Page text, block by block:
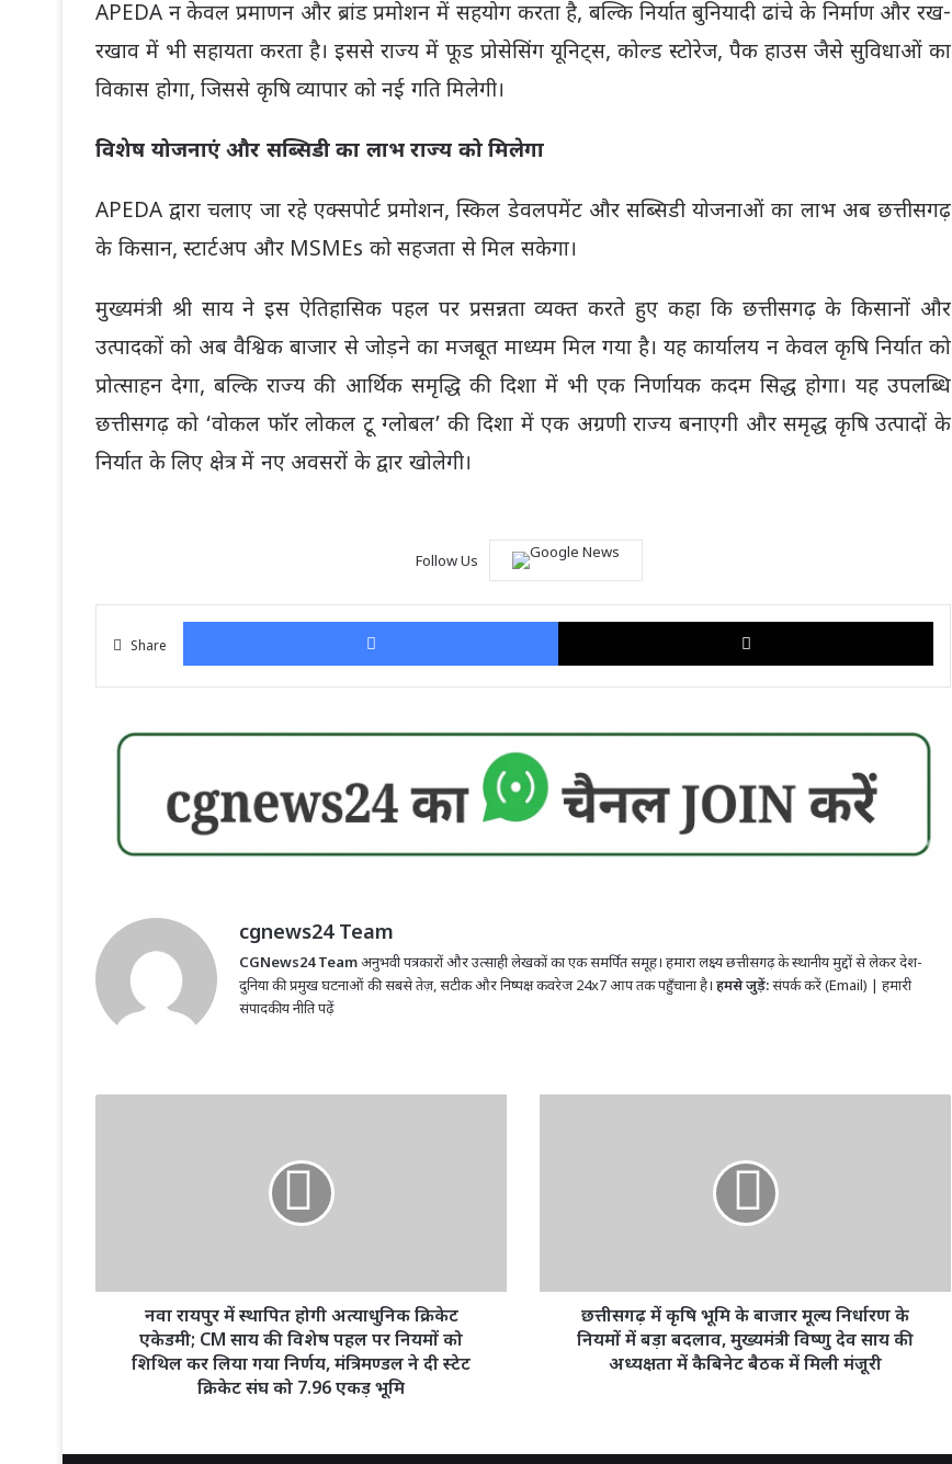
APEDA न केवल प्रमाणन और ब्रांड प्रमोशन में सहयोग करता है, बल्कि निर्यात बुनियादी ढांचे के निर्माण और रख-
रखाव में भी सहायता करता है। इससे राज्य में फूड प्रोसेसिंग यूनिट्स, कोल्ड स्टोरेज, पैक हाउस जैसे सुविधाओं का
विकास होगा, जिससे कृषि व्यापार को नई गति मिलेगी।
विशेष योजनाएं और सब्सिडी का लाभ राज्य को मिलेगा
APEDA द्वारा चलाए जा रहे एक्सपोर्ट प्रमोशन, स्किल डेवलपमेंट और सब्सिडी योजनाओं का लाभ अब छत्तीसगढ़
के किसान, स्टार्टअप और MSMEs को सहजता से मिल सकेगा।
मुख्यमंत्री श्री साय ने इस ऐतिहासिक पहल पर प्रसन्नता व्यक्त करते हुए कहा कि छत्तीसगढ़ के किसानों और
उत्पादकों को अब वैश्विक बाजार से जोड़ने का मजबूत माध्यम मिल गया है। यह कार्यालय न केवल कृषि निर्यात को
प्रोत्साहन देगा, बल्कि राज्य की आर्थिक समृद्धि की दिशा में भी एक निर्णायक कदम सिद्ध होगा। यह उपलब्धि
छत्तीसगढ़ को ‘वोकल फॉर लोकल टू ग्लोबल’ की दिशा में एक अग्रणी राज्य बनाएगी और समृद्ध कृषि उत्पादों के
निर्यात के लिए क्षेत्र में नए अवसरों के द्वार खोलेगी।
Follow Us
Share
Facebook X
cgnews24 Team
CGNews24 Teamअनुभवी पत्रकारों और उत्साही लेखकों का एक समर्पित समूह। हमारा लक्ष्य छत्तीसगढ़ के स्थानीय मुद्दों से लेकर देश-
दुनिया की प्रमुख घटनाओं की सबसे तेज़, सटीक और निष्पक्ष कवरेज 24x7 आप तक पहुँचाना है। हमसे जुड़ें:संपर्क करें (Email) | हमारी
संपादकीय नीति पढ़ें
CM
को
नवा रायपुर में स्थापित होगी अत्याधुनिक क्रिकेट
एकेडमी; CM साय की विशेष पहल पर नियमों को
शिथिल कर लिया गया निर्णय, मंत्रिमण्डल ने दी स्टेट
क्रिकेट संघ को 7.96 एकड़ भूमि
के
देव
छत्तीसगढ़ में कृषि भूमि के बाजार मूल्य निर्धारण के
नियमों में बड़ा बदलाव, मुख्यमंत्री विष्णु देव साय की
अध्यक्षता में कैबिनेट बैठक में मिली मंजूरी